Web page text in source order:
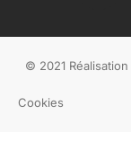
© 2021 Réalisation
Cookies